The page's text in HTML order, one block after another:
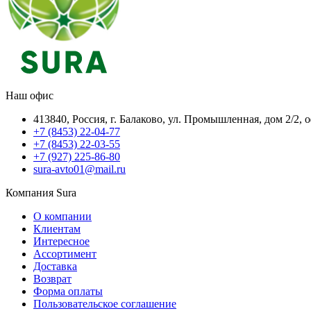
Наш офис
413840, Россия, г. Балаково, ул. Промышленная, дом 2/2,
+7 (8453) 22-04-77
+7 (8453) 22-03-55
+7 (927) 225-86-80
sura-avto01@mail.ru
Компания Sura
О компании
Клиентам
Интересное
Ассортимент
Доставка
Возврат
Форма оплаты
Пользовательское соглашение